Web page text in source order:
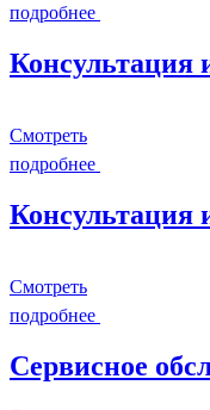
подробнее
Смотреть
подробнее
Консультация
Смотреть
подробнее
Сервисное